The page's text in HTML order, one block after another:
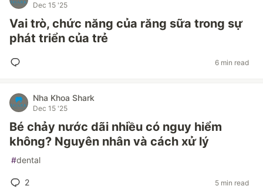
Dec 15 '25
Vai trò, chức năng của răng sữa trong sự
phát triển của trẻ
6 min read
Nha Khoa Shark
Dec 15 '25
Bé chảy nước dãi nhiều có nguy hiểm
không? Nguyên nhân và cách xử lý
#dental
2 5 min read